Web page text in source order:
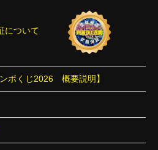
について
ボくじ2026 概要説明】